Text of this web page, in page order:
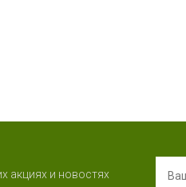
акциях и новостях